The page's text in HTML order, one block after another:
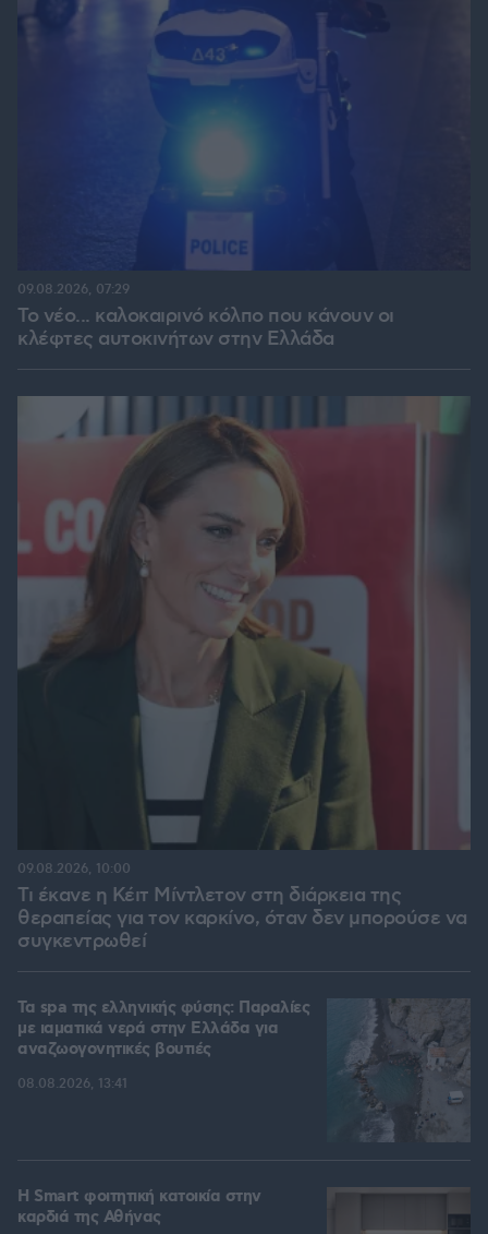
Το νέο... καλοκαιρινό κόλπο που κάνουν οι
κλέφτες αυτοκινήτων στην Ελλάδα
09.08.2026, 07:29
Τι έκανε η Κέιτ Μίντλετον στη διάρκεια της
θεραπείας για τον καρκίνο, όταν δεν μπορούσε να
συγκεντρωθεί
09.08.2026, 10:00
Τα spa της ελληνικής φύσης: Παραλίες
με ιαματικά νερά στην Ελλάδα για
αναζωογονητικές βουτιές
08.08.2026, 13:41
Η Smart φοιτητική κατοικία στην
καρδιά της Αθήνας